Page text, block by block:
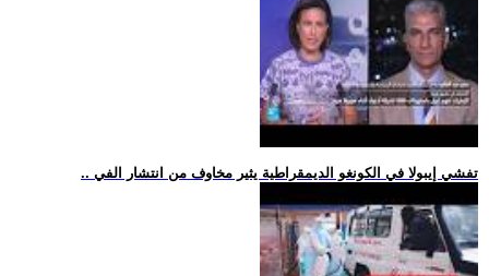
.. تفشي إيبولا في الكونغو الديمقراطية يثير مخاوف من انتشار الفي